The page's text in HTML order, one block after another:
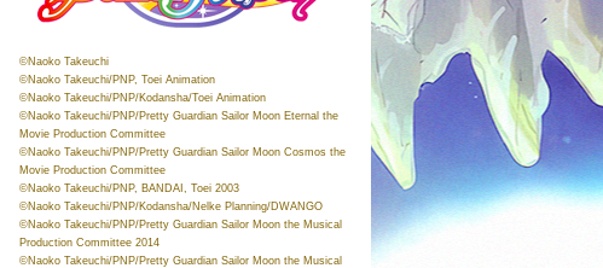
©Naoko Takeuchi
©Naoko Takeuchi/PNP, Toei Animation
©Naoko Takeuchi/PNP/Kodansha/Toei Animation
©Naoko Takeuchi/PNP/Pretty Guardian Sailor Moon Eternal the
Movie Production Committee
©Naoko Takeuchi/PNP/Pretty Guardian Sailor Moon Cosmos the
Movie Production Committee
©Naoko Takeuchi/PNP, BANDAI, Toei 2003
©Naoko Takeuchi/PNP/Kodansha/Nelke Planning/DWANGO
©Naoko Takeuchi/PNP/Pretty Guardian Sailor Moon the Musical
Production Committee 2014
©Naoko Takeuchi/PNP/Pretty Guardian Sailor Moon the Musical